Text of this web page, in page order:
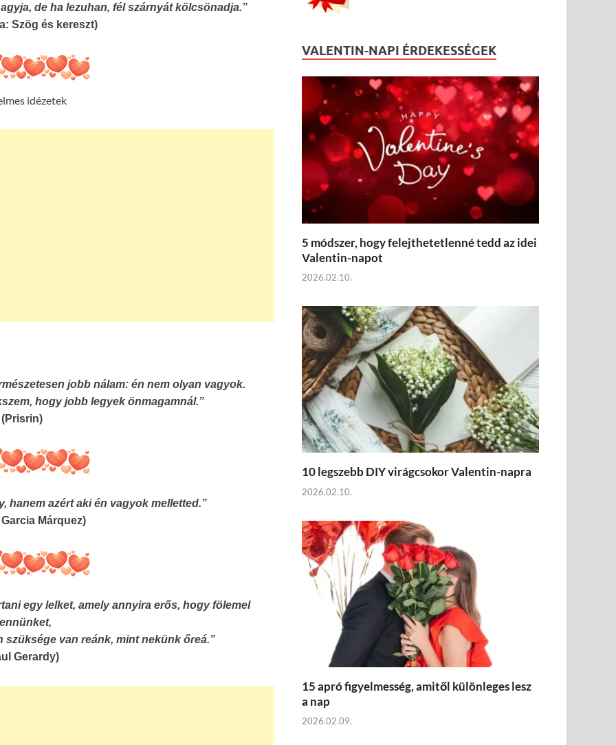
de ha lezuhan, fél szárnyát kölcsönadja.”
Szög és kereszt)
idézetek
jobb nálam: én nem olyan vagyok.
hogy jobb legyek önmagamnál.”
(Prisrin)
hanem azért aki én vagyok melletted.”
Márquez)
egy lelket, amely annyira erős, hogy fölemel
van reánk, mint nekünk őreá.”
Gerardy)
VALENTIN-NAPI ÉRDEKESSÉGEK
5 módszer, hogy felejthetetlenné tedd az idei
Valentin-napot
2026.02.10.
10 legszebb DIY virágcsokor Valentin-napra
2026.02.10.
15 apró figyelmesség, amitől különleges lesz
a nap
2026.02.09.